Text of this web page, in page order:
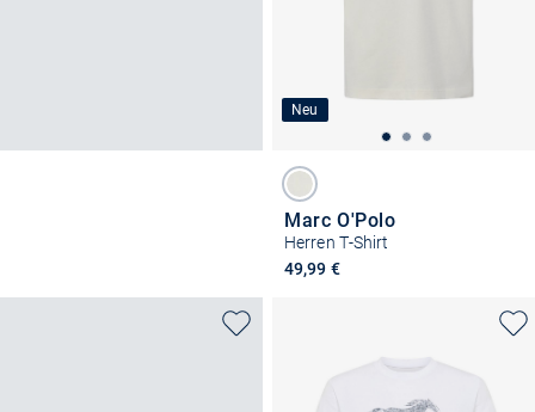
Neu
Marc O'Polo
Herren T-Shirt
49,99 €